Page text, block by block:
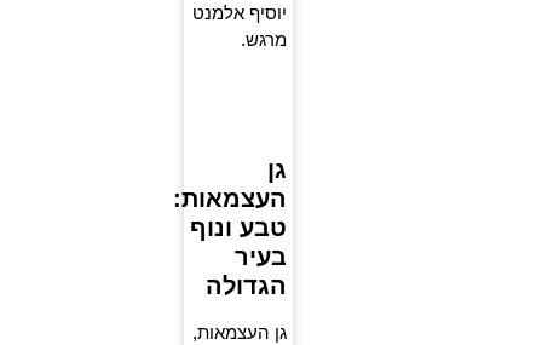
יוסיף אלמנט
מרגש.
גן
העצמאות:
טבע ונוף
בעיר
הגדולה
גן העצמאות,